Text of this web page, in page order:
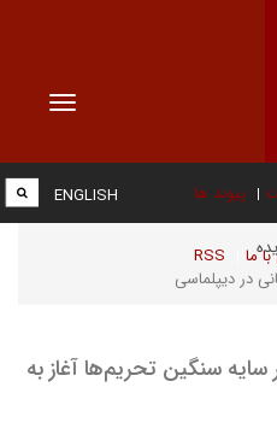
Toggle
پیوند ها
ما RSS
ENGLISH
در دیپلماسی
سنگین تحریم‌ها آغاز به